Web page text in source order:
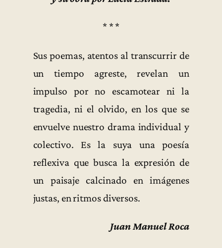
* * *
Sus poemas, atentos al transcurrir de
un tiempo agreste, revelan un
impulso por no escamotear ni la
tragedia, ni el olvido, en los que se
envuelve nuestro drama individual y
colectivo. Es la suya una poesía
reflexiva que busca la expresión de
un paisaje calcinado en imágenes
justas, en ritmos diversos.
Juan Manuel Roca